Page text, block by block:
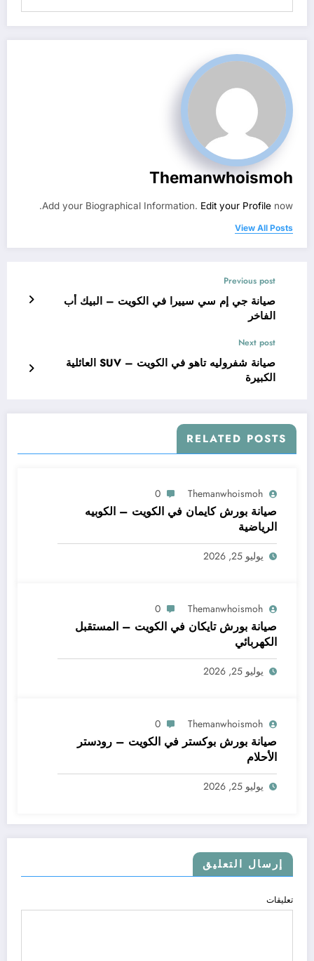
Themanwhoismoh
Add your Biographical Information. Edit your Profile now.
View All Posts
Previous post
صيانة جي إم سي سييرا في الكويت – البيك أب
الفاخر
Next post
صيانة شفروليه تاهو في الكويت – SUV العائلية
الكبيرة
RELATED POSTS
Themanwhoismoh
0
صيانة بورش كايمان في الكويت – الكوبيه
الرياضية
يوليو 25, 2026
Themanwhoismoh
0
صيانة بورش تايكان في الكويت – المستقبل
الكهربائي
يوليو 25, 2026
Themanwhoismoh
0
صيانة بورش بوكستر في الكويت – رودستر
الأحلام
يوليو 25, 2026
إرسال التعليق
تعليقات